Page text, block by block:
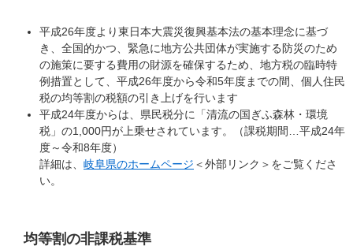
平成26年度より東日本大震災復興基本法の基本理念に基づ
き、全国的かつ、緊急に地方公共団体が実施する防災のため
の施策に要する費用の財源を確保するため、地方税の臨時特
例措置として、平成26年度から令和5年度までの間、個人住民
税の均等割の税額の引き上げを行います
平成24年度からは、県民税分に「清流の国ぎふ森林・環境
税」の1,000円が上乗せされています。（課税期間…平成24年
度～令和8年度）
詳細は、 岐阜県のホームページ ＜外部リンク＞ をご覧くださ
い。
均等割の非課税基準